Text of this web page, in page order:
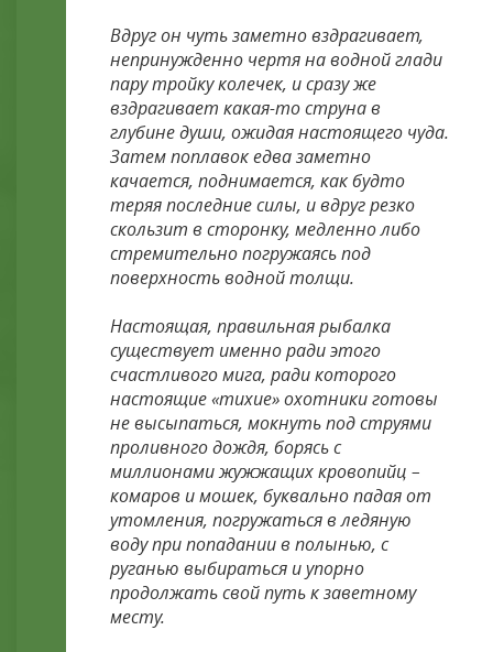
Вдруг он чуть заметно вздрагивает,
непринужденно чертя на водной глади
пару тройку колечек, и сразу же
вздрагивает какая-то струна в
глубине души, ожидая настоящего чуда.
Затем поплавок едва заметно
качается, поднимается, как будто
теряя последние силы, и вдруг резко
скользит в сторонку, медленно либо
стремительно погружаясь под
поверхность водной толщи.
Настоящая, правильная рыбалка
существует именно ради этого
счастливого мига, ради которого
настоящие «тихие» охотники готовы
не высыпаться, мокнуть под струями
проливного дождя, борясь с
миллионами жужжащих кровопийц –
комаров и мошек, буквально падая от
утомления, погружаться в ледяную
воду при попадании в полынью, с
руганью выбираться и упорно
продолжать свой путь к заветному
месту.